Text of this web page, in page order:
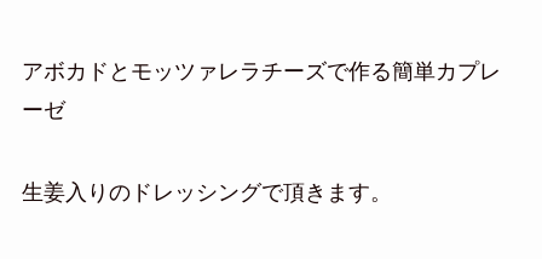
アボカドとモッツァレラチーズで作る簡単カプレ
ーゼ
生姜入りのドレッシングで頂きます。